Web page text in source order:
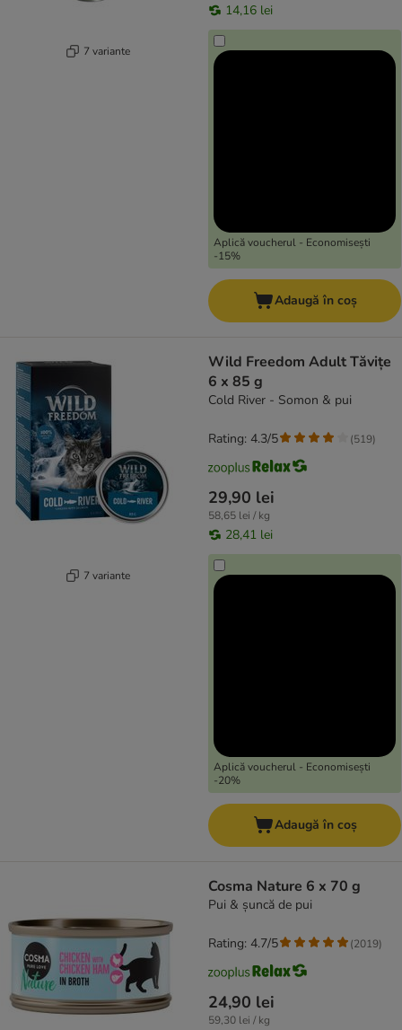
7 variante
14,16 lei
Aplică voucherul - Economisești
-15%
Adaugă în coș
7 variante
Wild Freedom Adult Tăvițe
6 x 85 g
Cold River - Somon & pui
29,90 lei
58,65 lei / kg
28,41 lei
Aplică voucherul - Economisești
-20%
Rating: 4.3/5 (519)
Adaugă în coș
Cosma Nature 6 x 70 g
Pui & șuncă de pui
24,90 lei
59,30 lei / kg
Rating: 4.7/5 (2019)